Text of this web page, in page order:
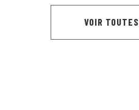
VOIR